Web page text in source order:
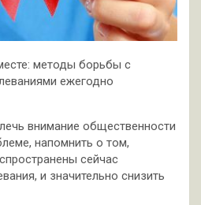
методы борьбы с
ежегодно
внимание общественности
напомнить о том,
сейчас
и значительно снизить